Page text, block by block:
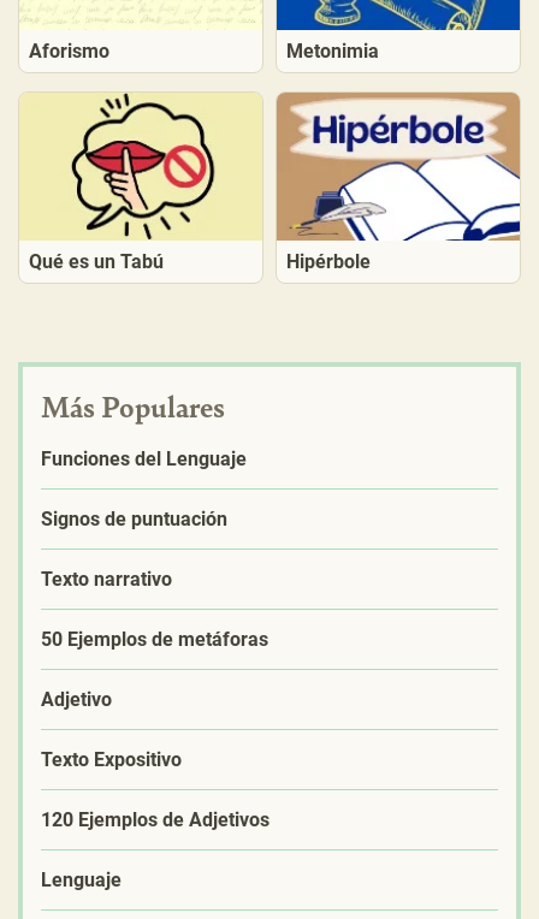
Aforismo Metonimia
Qué es un Tabú Hipérbole
Más Populares
Funciones del Lenguaje
Signos de puntuación
Texto narrativo
50 Ejemplos de metáforas
Adjetivo
Texto Expositivo
120 Ejemplos de Adjetivos
Lenguaje